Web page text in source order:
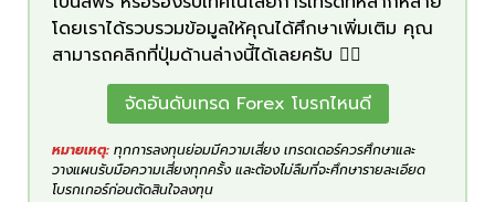
โดยเราได้รวบรวมข้อมูลให้คุณได้ศึกษาเพิ่มเติม คุณ
สามารถคลิกที่ปุ่มด้านล่างนี้ได้เลยครับ 👇🏻
จัดอันดับเทรด Forex โบรกไหนดี
หมายเหตุ: ทุกการลงทุนย่อมมีความเสี่ยง เทรดเดอร์ควรศึกษาและ
วางแผนรับมือความเสี่ยงทุกครั้ง และต้องไม่ลืมที่จะศึกษารายละเอียด
โบรกเกอร์ก่อนตัดสินใจลงทุน